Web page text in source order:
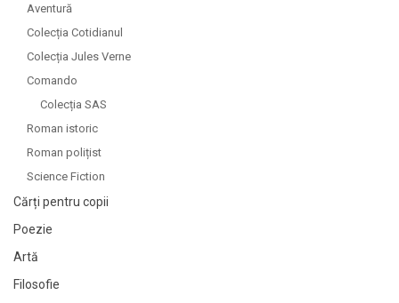
Aventură
Colecția Cotidianul
Colecția Jules Verne
Comando
Colecția SAS
Roman istoric
Roman polițist
Science Fiction
Cărți pentru copii
Poezie
Artă
Filosofie